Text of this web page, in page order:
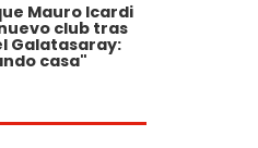
Mauro Icardi
club tras
Galatasaray:
casa"